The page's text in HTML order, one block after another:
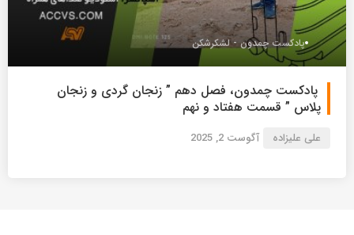
پادکست چمدون - لشکرشکن
پادکست چمدون، فصل دهم ” زنجان گردی و زنجان
پلاس ” قسمت هفتاد و نهم
علی علیزاده آگوست 2, 2025